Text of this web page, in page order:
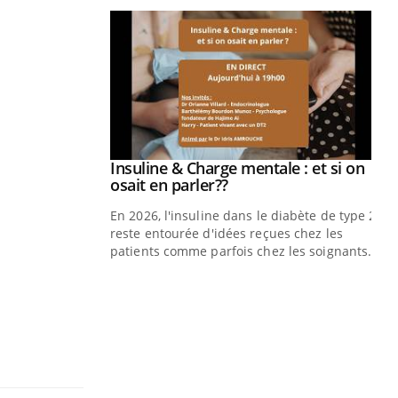
pour
mental ou
de la
ce qui la rend
Youtube
Insuline & Charge mentale : et si on
osait en parler??Youtube
En 2026, l'insuline dans le diabète de type 2
reste entourée d'idées reçues chez les
patients comme parfois chez les soignants.